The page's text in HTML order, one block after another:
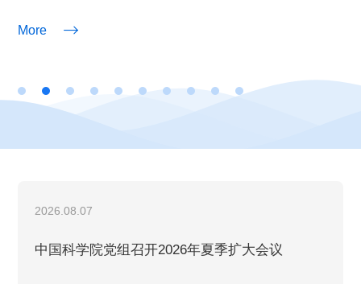
展。公司副总经理、财务总监尹邦明、董...
More 
2026.08.07
中国科学院党组召开2026年夏季扩大会议